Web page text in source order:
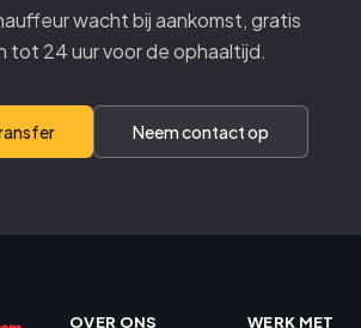
wacht bij aankomst, gratis
tot 24 uur voor de ophaaltijd.
Neem contact op
OVER ONS
WERK MET